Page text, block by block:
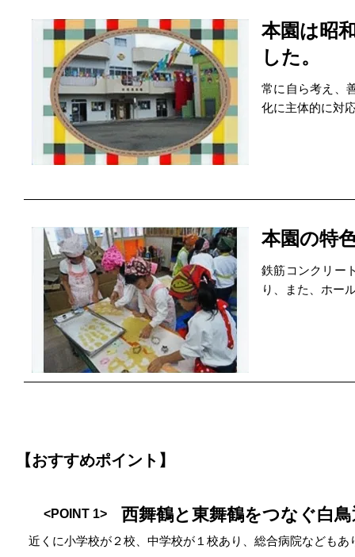
本園は昭
した。
常に自ら考え、
化に主体的に対
本園の特
鉄筋コンクリー
り、また、ホー
【おすすめポイント】
<POINT 1> 西舞鶴と東舞鶴をつなぐ白
近くに小学校が２校、中学校が１校あり、総合病院などもあ